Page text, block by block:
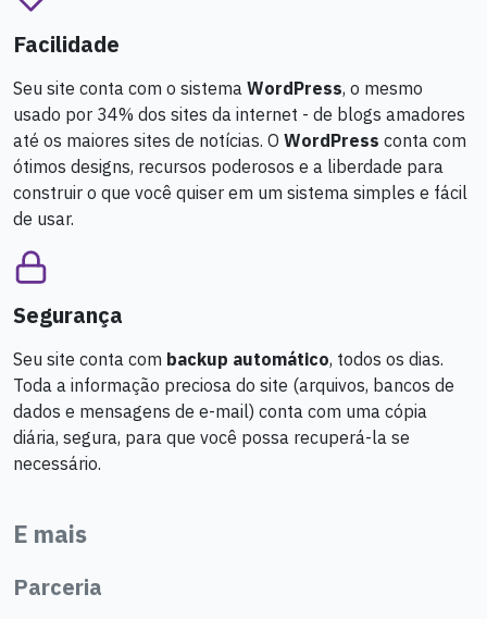
Facilidade
Seu site conta com o sistema WordPress, o mesmo
usado por 34% dos sites da internet - de blogs amadores
até os maiores sites de notícias. O WordPress conta com
ótimos designs, recursos poderosos e a liberdade para
construir o que você quiser em um sistema simples e fácil
de usar.
Segurança
Seu site conta com backup automático, todos os dias.
Toda a informação preciosa do site (arquivos, bancos de
dados e mensagens de e-mail) conta com uma cópia
diária, segura, para que você possa recuperá-la se
necessário.
E mais
Parceria